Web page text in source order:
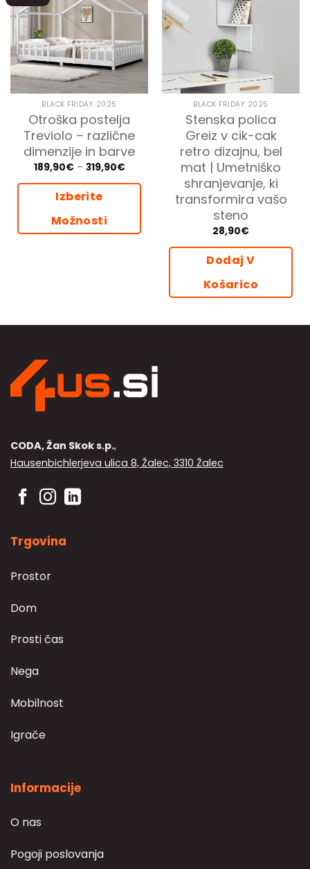
BLACK FRIDAY 2025
Otroška postelja
Treviolo – različne
dimenzije in barve
189,90€ – 319,90€Cenovni
od
Izberite
Možnosti
lahko
strani
izdelka
BLACK FRIDAY 2025
Stenska polica
Greiz v cik-cak
retro dizajnu, bel
mat | Umetniško
shranjevanje, ki
transformira vašo
steno
28,90€
Dodaj V
Košarico
CODA, Žan Skok s.p.,
Hausenbichlerjeva ulica 8, Žalec, 3310 Žalec
Trgovina
Prostor
Dom
Prosti čas
Nega
Mobilnost
Igrače
Informacije
O nas
Pogoji poslovanja